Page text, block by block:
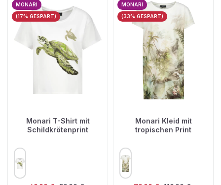
MONARI
(17% GESPART)
Monari T-Shirt mit
Schildkrötenprint
FARBE
MONARI
(33% GESPART)
Monari Kleid mit
tropischen Print
FARBE